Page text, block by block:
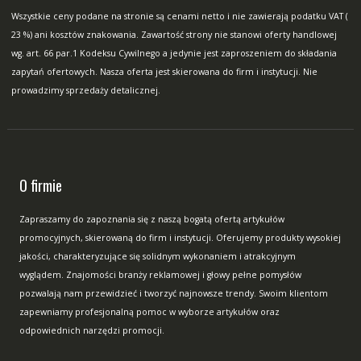
Wszystkie ceny podane na stronie są cenami netto i nie zawierają podatku VAT (
23 %) ani kosztów znakowania. Zawartość strony nie stanowi oferty handlowej
wg. art. 66 par.1 Kodeksu Cywilnego a jedynie jest zaproszeniem do składania
zapytań ofertowych. Nasza oferta jest skierowana do firm i instytucji. Nie
prowadzimy sprzedaży detalicznej.
O firmie
Zapraszamy do zapoznania się z naszą bogatą ofertą artykułów
promocyjnych, skierowaną do firm i instytucji. Oferujemy produkty wysokiej
jakości, charakteryzujące się solidnym wykonaniem i atrakcyjnym
wyglądem. Znajomości branży reklamowej i głowy pełne pomysłów
pozwalają nam przewidzieć i tworzyć najnowsze trendy. Swoim klientom
zapewniamy profesjonalną pomoc w wyborze artykułów oraz
odpowiednich narzędzi promocji.